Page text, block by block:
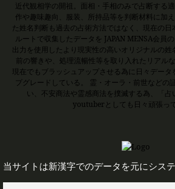
近代観相学の開祖。面相・手相のみで占断する
作や趣味趣向、服装、所持品等を判断材料に加
た姓名判断も過去の占術方法ではなく、現在の
ルートで収集したデータを JAPAN MENSA会員
出力を使用したより現実性の高いオリジナルの
前の響きや、処理流暢性等を取り入れたリアル
現在でもブラッシュアップさせる為に日々データ
プグレードしている。 霊・オーラ・前世などの
い、不安商法や霊感商法を撲滅する為、「占
youtuberとしても日々頑張って
当サイトは新漢字でのデータを元にシス